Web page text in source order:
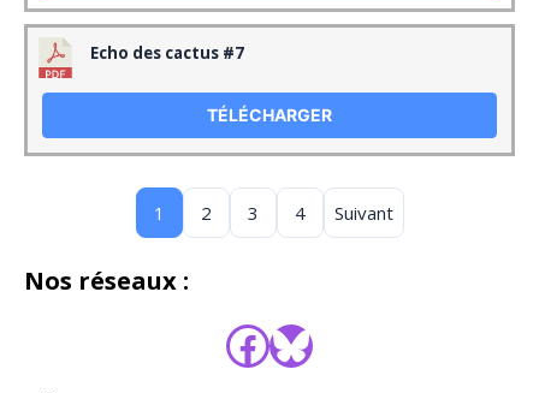
Echo des cactus #7
TÉLÉCHARGER
1 2 3 4 Suivant
Nos réseaux :